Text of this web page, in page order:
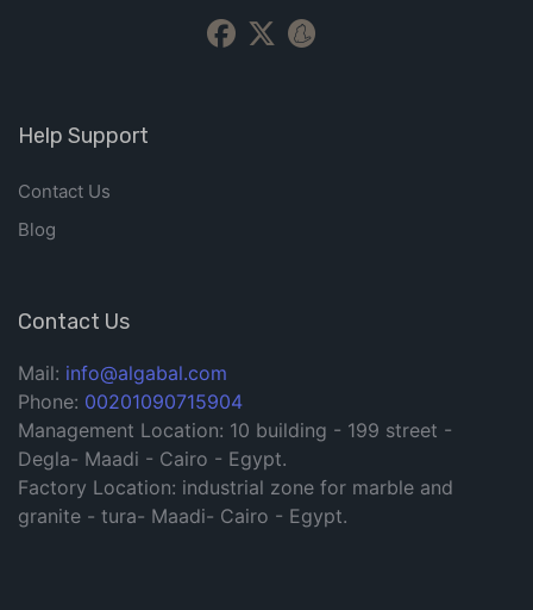
Help Support
Contact Us
Blog
Contact Us
Mail: info@algabal.com
Phone: 00201090715904
Management Location: 10 building - 199 street -
Degla- Maadi - Cairo - Egypt.
Factory Location: industrial zone for marble and
granite - tura- Maadi- Cairo - Egypt.